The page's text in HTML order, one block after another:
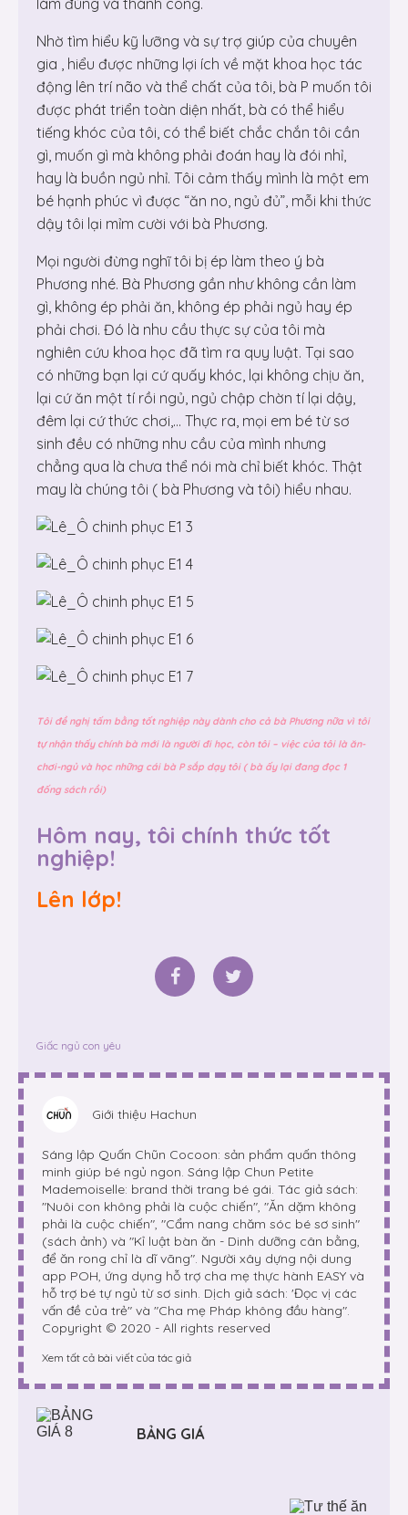
Nhờ tìm hiểu kỹ lưỡng và sự trợ giúp của chuyên
gia , hiểu được những lợi ích về mặt khoa học tác
động lên trí não và thể chất của tôi, bà P muốn tôi
được phát triển toàn diện nhất, bà có thể hiểu
tiếng khóc của tôi, có thể biết chắc chắn tôi cần
gì, muốn gì mà không phải đoán hay là đói nhỉ,
hay là buồn ngủ nhỉ. Tôi cảm thấy mình là một em
bé hạnh phúc vì được “ăn no, ngủ đủ”, mỗi khi thức
dậy tôi lại mỉm cười với bà Phương.
Mọi người đừng nghĩ tôi bị ép làm theo ý bà
Phương nhé. Bà Phương gần như không cần làm
gì, không ép phải ăn, không ép phải ngủ hay ép
phải chơi. Đó là nhu cầu thực sự của tôi mà
nghiên cứu khoa học đã tìm ra quy luật. Tại sao
có những bạn lại cứ quấy khóc, lại không chịu ăn,
lại cứ ăn một tí rồi ngủ, ngủ chập chờn tí lại dậy,
đêm lại cứ thức chơi,… Thực ra, mọi em bé từ sơ
sinh đều có những nhu cầu của mình nhưng
chẳng qua là chưa thể nói mà chỉ biết khóc. Thật
may là chúng tôi ( bà Phương và tôi) hiểu nhau.
Tôi đề nghị tấm bằng tốt nghiệp này dành cho cả bà Phương nữa vì tôi
tự nhận thấy chính bà mới là người đi học, còn tôi – việc của tôi là ăn-
chơi-ngủ và học những cái bà P sắp dạy tôi ( bà ấy lại đang đọc 1
đống sách rồi)
Hôm nay, tôi chính thức tốt
nghiệp!
Lên lớp!
Giấc ngủ con yêu
Giới thiệu Hachun
Sáng lập Quấn Chũn Cocoon: sản phẩm quấn thông
minh giúp bé ngủ ngon. Sáng lập Chun Petite
Mademoiselle: brand thời trang bé gái. Tác giả sách:
"Nuôi con không phải là cuộc chiến", "Ăn dặm không
phải là cuộc chiến", "Cẩm nang chăm sóc bé sơ sinh"
(sách ảnh) và "Kỉ luật bàn ăn - Dinh dưỡng cân bằng,
để ăn rong chỉ là dĩ vãng". Người xây dựng nội dung
app POH, ứng dụng hỗ trợ cha mẹ thực hành EASY và
hỗ trợ bé tự ngủ từ sơ sinh. Dịch giả sách: 'Đọc vị các
vấn đề của trẻ" và "Cha mẹ Pháp không đầu hàng".
Copyright © 2020 - All rights reserved
Xem tất cả bài viết của tác giả
BẢNG GIÁ